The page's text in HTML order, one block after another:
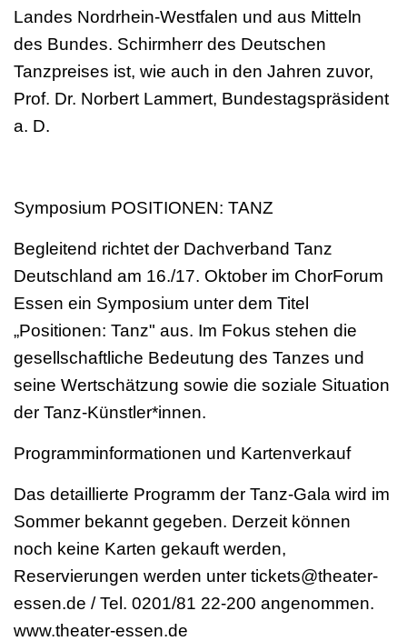
Landes Nordrhein-Westfalen und aus Mitteln
des Bundes. Schirmherr des Deutschen
Tanzpreises ist, wie auch in den Jahren zuvor,
Prof. Dr. Norbert Lammert, Bundestagspräsident
a. D.
Symposium POSITIONEN: TANZ
Begleitend richtet der Dachverband Tanz
Deutschland am 16./17. Oktober im ChorForum
Essen ein Symposium unter dem Titel
„Positionen: Tanz" aus. Im Fokus stehen die
gesellschaftliche Bedeutung des Tanzes und
seine Wertschätzung sowie die soziale Situation
der Tanz-Künstler*innen.
Programminformationen und Kartenverkauf
Das detaillierte Programm der Tanz-Gala wird im
Sommer bekannt gegeben. Derzeit können
noch keine Karten gekauft werden,
Reservierungen werden unter tickets@theater-
essen.de / Tel. 0201/81 22-200 angenommen.
www.theater-essen.de